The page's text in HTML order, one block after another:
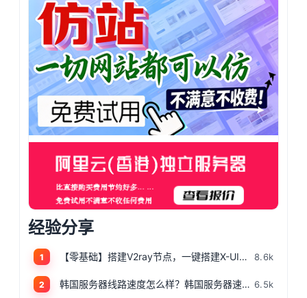
经验分享
1 【零基础】搭建V2ray节点，一键搭建X-UI面板，目前最简单、最安全、最稳定的专属节点搭建方法，晚高峰高速稳定，4K秒开的科学上网 8.6k
2 韩国服务器线路速度怎么样？韩国服务器速度测评 6.5k